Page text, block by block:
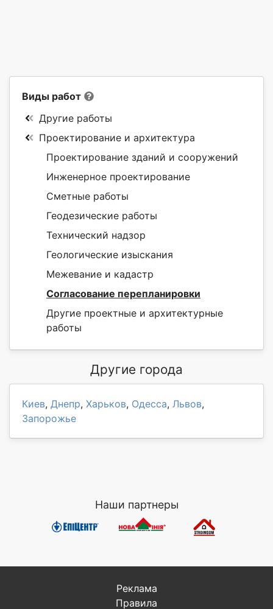
Виды работ
Другие работы
Проектирование и архитектура
Проектирование зданий и сооружений
Инженерное проектирование
Сметные работы
Геодезические работы
Технический надзор
Геологические изыскания
Межевание и кадастр
Согласование перепланировки
Другие проектные и архитектурные
работы
Другие города
Киев, Днепр, Харьков, Одесса, Львов,
Запорожье
Наши партнеры
Реклама
Правила